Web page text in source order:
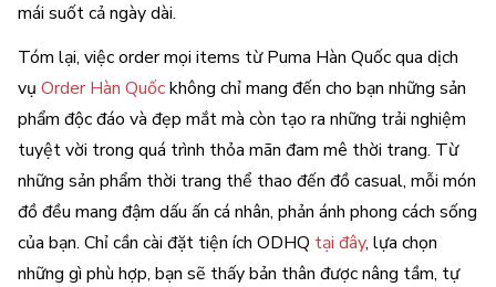
mái suốt cả ngày dài.
Tóm lại, việc order mọi items từ Puma Hàn Quốc qua dịch
vụ Order Hàn Quốckhông chỉ mang đến cho bạn những sản
phẩm độc đáo và đẹp mắt mà còn tạo ra những trải nghiệm
tuyệt vời trong quá trình thỏa mãn đam mê thời trang. Từ
những sản phẩm thời trang thể thao đến đồ casual, mỗi món
đồ đều mang đậm dấu ấn cá nhân, phản ánh phong cách sống
của bạn. Chỉ cần cài đặt tiện ích ODHQ tại đây, lựa chọn
những gì phù hợp, bạn sẽ thấy bản thân được nâng tầm, tự